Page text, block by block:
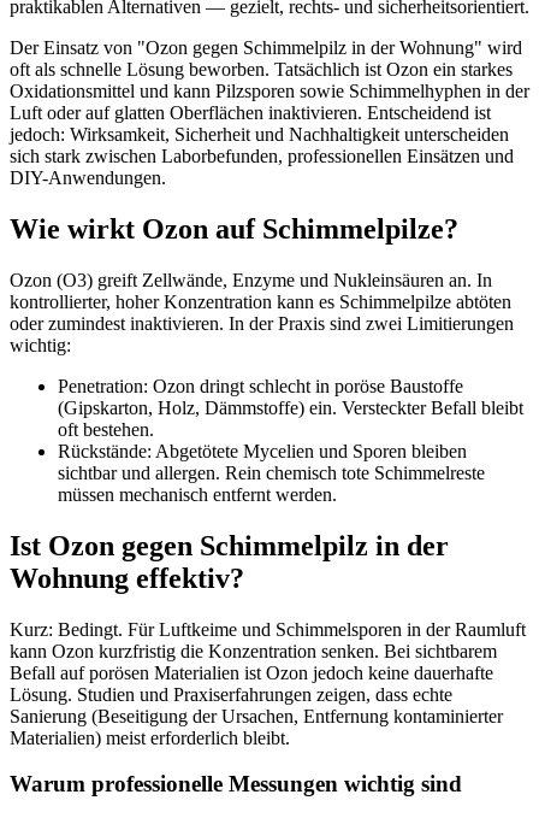
praktikablen Alternativen — gezielt, rechts- und sicherheitsorientiert.
Der Einsatz von "Ozon gegen Schimmelpilz in der Wohnung" wird
oft als schnelle Lösung beworben. Tatsächlich ist Ozon ein starkes
Oxidationsmittel und kann Pilzsporen sowie Schimmelhyphen in der
Luft oder auf glatten Oberflächen inaktivieren. Entscheidend ist
jedoch: Wirksamkeit, Sicherheit und Nachhaltigkeit unterscheiden
sich stark zwischen Laborbefunden, professionellen Einsätzen und
DIY-Anwendungen.
Wie wirkt Ozon auf Schimmelpilze?
Ozon (O3) greift Zellwände, Enzyme und Nukleinsäuren an. In
kontrollierter, hoher Konzentration kann es Schimmelpilze abtöten
oder zumindest inaktivieren. In der Praxis sind zwei Limitierungen
wichtig:
Penetration: Ozon dringt schlecht in poröse Baustoffe
(Gipskarton, Holz, Dämmstoffe) ein. Versteckter Befall bleibt
oft bestehen.
Rückstände: Abgetötete Mycelien und Sporen bleiben
sichtbar und allergen. Rein chemisch tote Schimmelreste
müssen mechanisch entfernt werden.
Ist Ozon gegen Schimmelpilz in der
Wohnung effektiv?
Kurz: Bedingt. Für Luftkeime und Schimmelsporen in der Raumluft
kann Ozon kurzfristig die Konzentration senken. Bei sichtbarem
Befall auf porösen Materialien ist Ozon jedoch keine dauerhafte
Lösung. Studien und Praxiserfahrungen zeigen, dass echte
Sanierung (Beseitigung der Ursachen, Entfernung kontaminierter
Materialien) meist erforderlich bleibt.
Warum professionelle Messungen wichtig sind